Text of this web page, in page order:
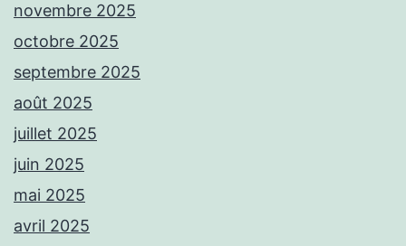
novembre 2025
octobre 2025
septembre 2025
août 2025
juillet 2025
juin 2025
mai 2025
avril 2025